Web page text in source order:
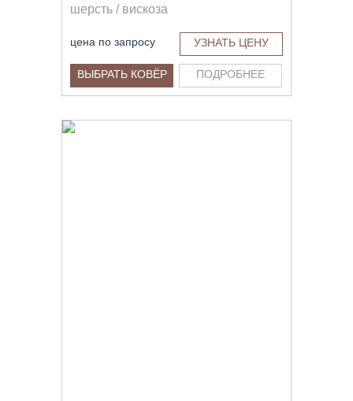
шерсть / вискоза
цена по запросу УЗНАТЬ ЦЕНУ
ВЫБРАТЬ КОВЁР ПОДРОБНЕЕ